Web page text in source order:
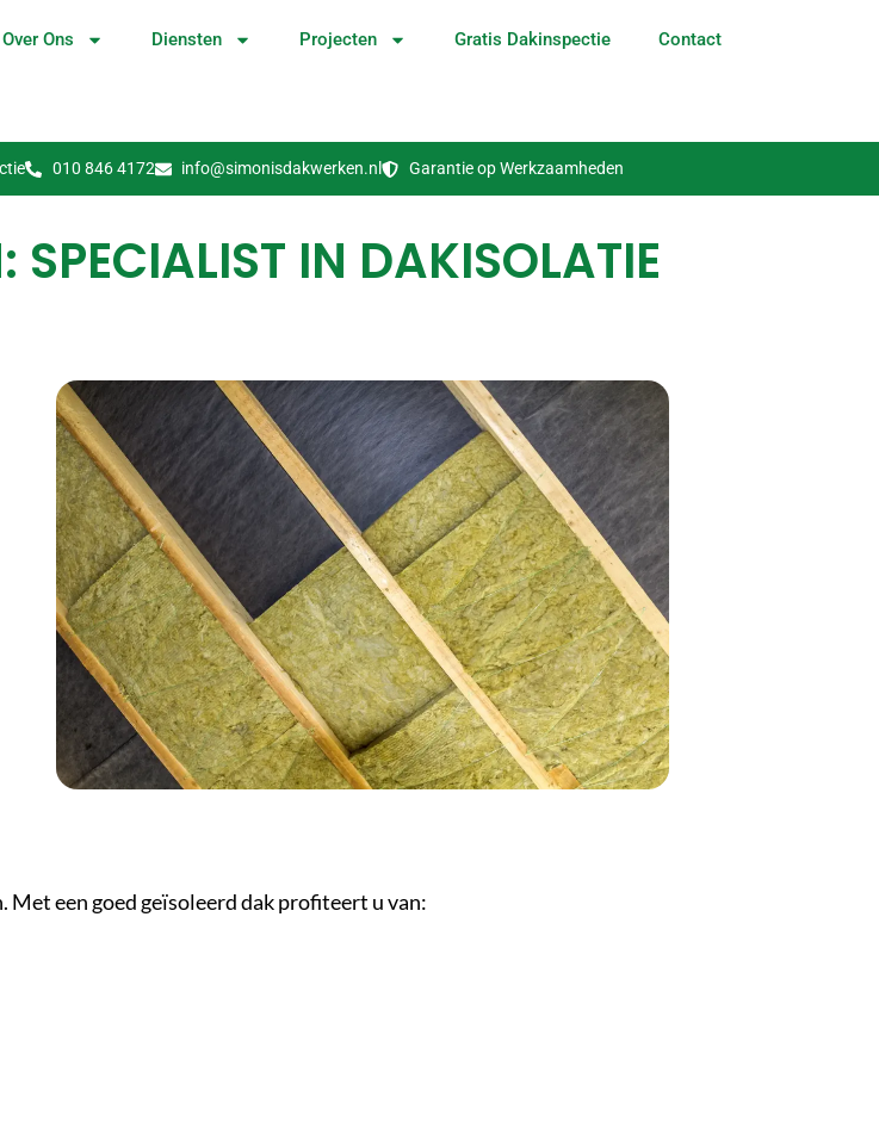
Over Ons Diensten Projecten Gratis Dakinspectie Contact
010 846 4172 info@simonisdakwerken.nl Garantie op Werkzaamheden
IN DAKISOLATIE
Met een goed geïsoleerd dak profiteert u van: